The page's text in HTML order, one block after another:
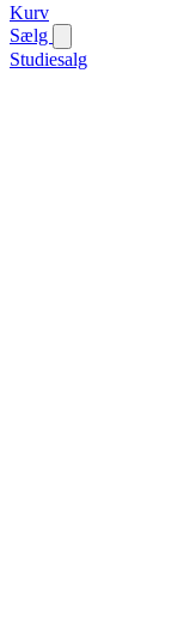
Kurv
Sælg
Studiesalg